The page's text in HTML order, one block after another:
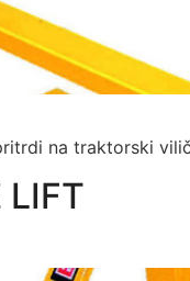
na traktorski
LIFT